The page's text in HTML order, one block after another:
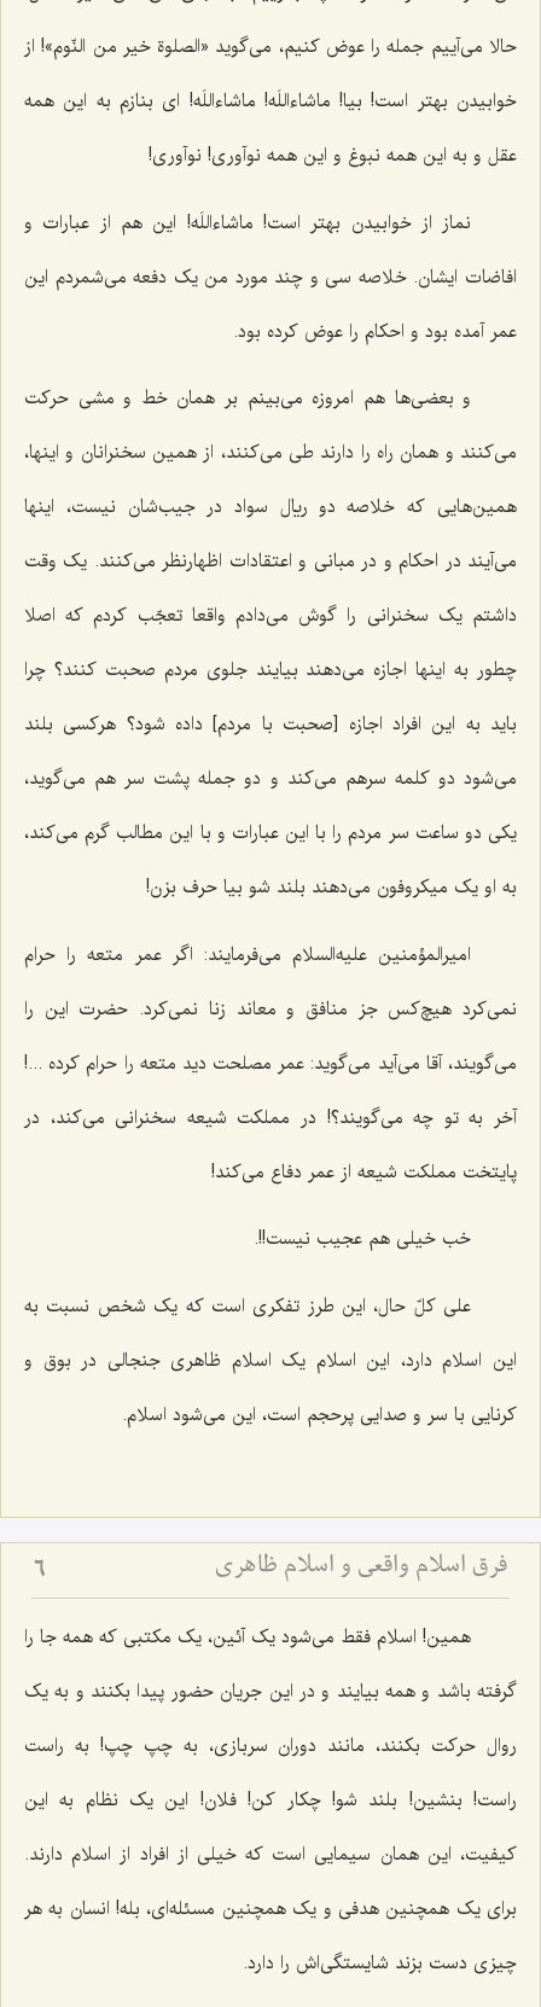
حالا می‌آییم جمله را عوض کنیم، می‌گوید «الصلوة خیر من النّوم»! از
خوابیدن بهتر است! بیا! ماشاءاللَه! ماشاءاللَه! ای بنازم به این همه
عقل و به این همه نبوغ و این همه نوآوری! نوآوری!
نماز از خوابیدن بهتر است! ماشاءاللَه! این هم از عبارات و
افاضات ایشان. خلاصه سی و چند مورد من یک دفعه می‌شمردم این
عمر آمده بود و احکام را عوض کرده بود.
و بعضی‌ها هم امروزه می‌بینم بر همان خط و مشی حرکت
می‌کنند و همان راه را دارند طی می‌کنند، از همین سخنرانان و اینها،
همین‌هایی که خلاصه دو ریال سواد در جیب‌شان نیست، اینها
می‌آیند در احکام و در مبانی و اعتقادات اظهارنظر می‌کنند. یک وقت
داشتم یک سخنرانی را گوش می‌دادم واقعا تعجّب کردم که اصلا
چطور به اینها اجازه می‌دهند بیایند جلوی مردم صحبت کنند؟ چرا
باید به این افراد اجازه [صحبت با مردم‌] داده شود؟ هرکسی بلند
می‌شود دو کلمه سرهم می‌کند و دو جمله پشت سر هم می‌گوید،
یکی دو ساعت سر مردم را با این عبارات و با این مطالب گرم می‌کند،
به او یک میکروفون می‌دهند بلند شو بیا حرف بزن!
امیرالمؤمنین علیه‌السلام می‌فرمایند: اگر عمر متعه را حرام
نمی‌کرد هیچ‌کس جز منافق و معاند زنا نمی‌کرد. حضرت این را
می‌گویند، آقا می‌آید می‌گوید: عمر مصلحت دید متعه را حرام کرده ...!
آخر به تو چه می‌گویند؟! در مملکت شیعه سخنرانی می‌کند، در
پایتخت مملکت شیعه از عمر دفاع می‌کند!
خب خیلی هم عجیب نیست!!.
علی کلّ حال، این طرز تفکری است که یک شخص نسبت به
این اسلام دارد، این اسلام یک اسلام ظاهری جنجالی در بوق و
کرنایی با سر و صدایی پرحجم است، این می‌شود اسلام.
فرق اسلام واقعی و اسلام ظاهری 6
همین! اسلام فقط می‌شود یک آئین، یک مکتبی که همه جا را
گرفته باشد و همه بیایند و در این جریان حضور پیدا بکنند و به یک
روال حرکت بکنند، مانند دوران سربازی، به چپ چپ! به راست
راست! بنشین! بلند شو! چکار کن! فلان! این یک نظام به این
کیفیت، این همان سیمایی است که خیلی از افراد از اسلام دارند.
برای یک همچنین هدفی و یک همچنین مسئله‌ای، بله! انسان به هر
چیزی دست بزند شایستگی‌اش را دارد.